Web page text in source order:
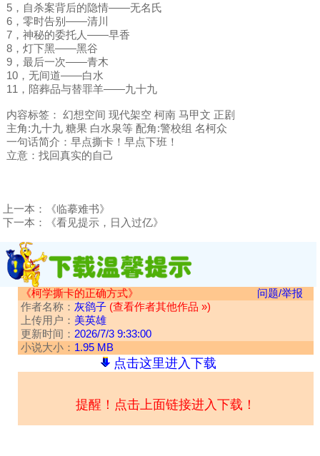
5，自杀案背后的隐情——无名氏
6，零时告别——清川
7，神秘的委托人——早香
8，灯下黑——黑谷
9，最后一次——青木
10，无间道——白水
11，陪葬品与替罪羊——九十九
内容标签： 幻想空间 现代架空 柯南 马甲文 正剧
主角:九十九 糖果 白水泉等 配角:警校组 名柯众
一句话简介：早点撕卡！早点下班！
立意：找回真实的自己
上一本：
《临摹难书》
下一本：
《看见提示，日入过亿》
《柯学撕卡的正确方式》
问题/举报
作者名称： 灰鹆子 (查看作者其他作品 »)
上传用户： 美英雄
更新时间： 2026/7/3 9:33:00
小说大小： 1.95 MB
点击这里进入下载
提醒！点击上面链接进入下载！